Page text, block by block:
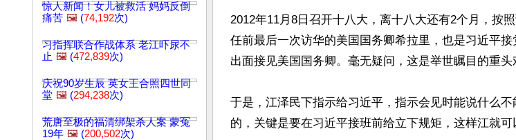
惊人新闻！女儿被救活 妈妈反倒
痛苦 🖼️ (74,192次)
习指挥联合作战体系 老江吓尿不
止 🖼️ (472,839次)
庆祝90岁生辰 英女王合照四世同
堂 🖼️ (294,238次)
荒唐至极的福清绑架杀人案 蒙冤
19年 🖼️ (200,502次)
2012年11月8日召开十八大，离十八大还有2个月，按
任前最后一次访华的美国国务卿希拉里，也是习近平
出面接见美国国务卿。毫无疑问，这是举世瞩目的重头
于是，江泽民下指示给习近平，指示会见时能说什么
的，关键是要在习近平接班前给立下规矩，这样江就可